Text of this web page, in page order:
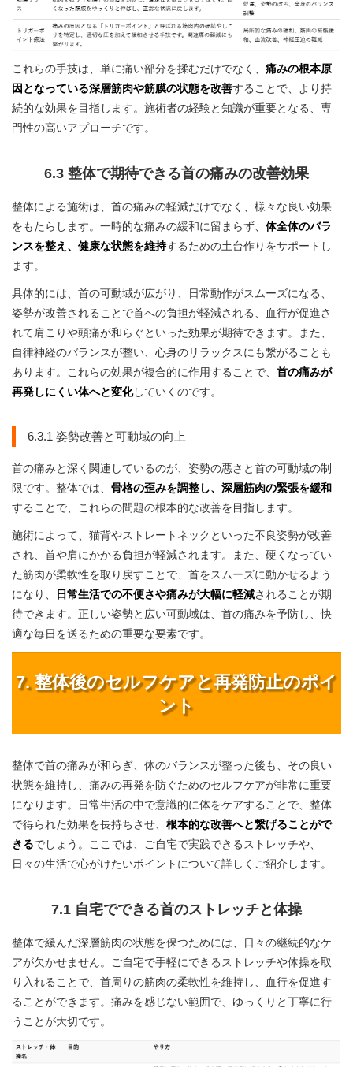
これらの手技は、単に痛い部分を揉むだけでなく、 痛みの根本原
因となっている深層筋肉や筋膜の状態を改善することで、より持
続的な効果を目指します。施術者の経験と知識が重要となる、専
門性の高いアプローチです。
6.3 整体で期待できる首の痛みの改善効果
整体による施術は、首の痛みの軽減だけでなく、様々な良い効果
をもたらします。一時的な痛みの緩和に留まらず、 体全体のバラ
ンスを整え、健康な状態を維持するための土台作りをサポートし
ます。
具体的には、首の可動域が広がり、日常動作がスムーズになる、
姿勢が改善されることで首への負担が軽減される、血行が促進さ
れて肩こりや頭痛が和らぐといった効果が期待できます。また、
自律神経のバランスが整い、心身のリラックスにも繋がることも
あります。これらの効果が複合的に作用することで、 首の痛みが
再発しにくい体へと変化していくのです。
6.3.1 姿勢改善と可動域の向上
首の痛みと深く関連しているのが、姿勢の悪さと首の可動域の制
限です。整体では、 骨格の歪みを調整し、深層筋肉の緊張を緩和
することで、これらの問題の根本的な改善を目指します。
施術によって、猫背やストレートネックといった不良姿勢が改善
され、首や肩にかかる負担が軽減されます。また、硬くなってい
た筋肉が柔軟性を取り戻すことで、首をスムーズに動かせるよう
になり、
日常生活での不便さや痛みが大幅に軽減されることが期
待できます。正しい姿勢と広い可動域は、首の痛みを予防し、快
適な毎日を送るための重要な要素です。
7. 整体後のセルフケアと再発防止のポイ
ント
整体で首の痛みが和らぎ、体のバランスが整った後も、その良い
状態を維持し、痛みの再発を防ぐためのセルフケアが非常に重要
になります。日常生活の中で意識的に体をケアすることで、整体
で得られた効果を長持ちさせ、 根本的な改善へと繋げることがで
きるでしょう。ここでは、ご自宅で実践できるストレッチや、
日々の生活で心がけたいポイントについて詳しくご紹介します。
7.1 自宅でできる首のストレッチと体操
整体で緩んだ深層筋肉の状態を保つためには、日々の継続的なケ
アが欠かせません。ご自宅で手軽にできるストレッチや体操を取
り入れることで、首周りの筋肉の柔軟性を維持し、血行を促進す
ることができます。痛みを感じない範囲で、ゆっくりと丁寧に行
うことが大切です。